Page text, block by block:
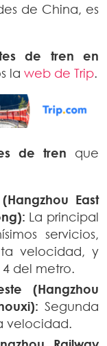
de China, es
de tren en
la web de Trip.
de tren que
East
La principal
servicios,
velocidad, y
del metro.
(Hangzhou
Segunda
velocidad.